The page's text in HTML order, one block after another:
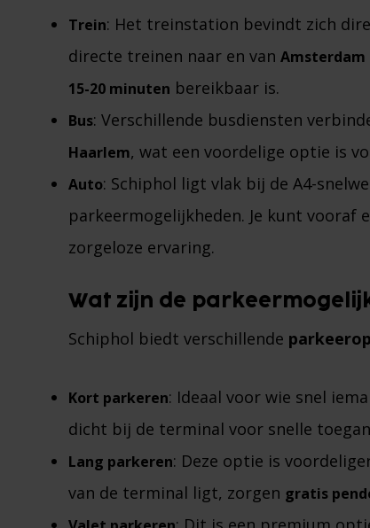
Trein: Het treinstation bevindt zich
directe treinen naar en van Amsterdam
15-20 minuten bereikbaar is​.
Bus: Verschillende busdiensten
Haarlem, wat een voordelige optie is
Auto: Schiphol ligt vlak bij de A4-
parkeermogelijkheden. Je kunt vooraf
zorgeloze ervaring​.
Wat zijn de
Schiphol biedt verschillende
Kort parkeren: Ideaal voor wie snel
dicht bij de terminal voor snelle
Lang parkeren: Deze optie is
van de terminal ligt, zorgen gratis